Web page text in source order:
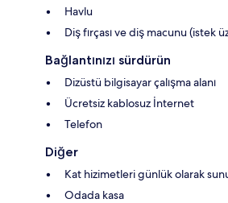
Havlu
Diş fırçası ve diş macunu (istek
Bağlantınızı sürdürün
Dizüstü bilgisayar çalışma alanı
Ücretsiz kablosuz İnternet
Telefon
Diğer
Kat hizimetleri günlük olarak
Odada kasa